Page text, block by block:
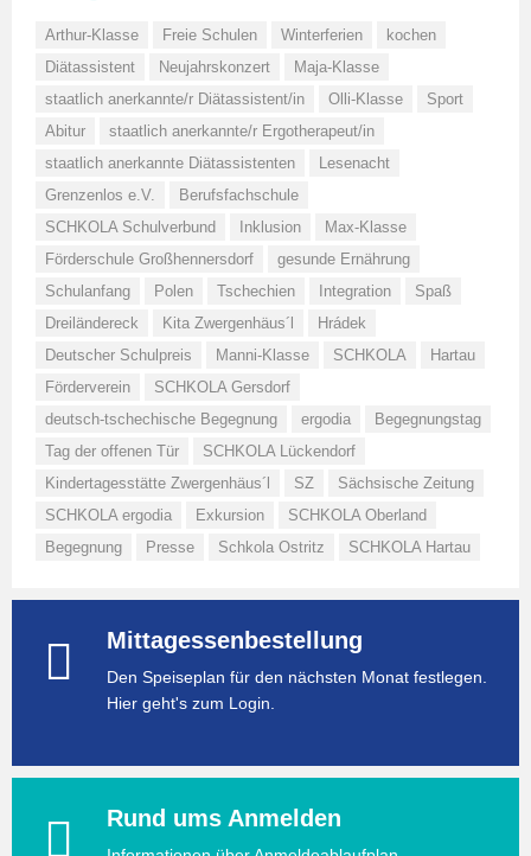
Arthur-Klasse Freie Schulen Winterferien
kochen
Diätassistent
Neujahrskonzert
Maja-Klasse
staatlich anerkannte/r Diätassistent/in
Olli-Klasse
Sport
Abitur
staatlich anerkannte/r Ergotherapeut/in
staatlich anerkannte Diätassistenten
Lesenacht
Grenzenlos e.V.
Berufsfachschule
SCHKOLA Schulverbund
Inklusion
Max-Klasse
Förderschule Großhennersdorf
gesunde Ernährung
Schulanfang
Polen Tschechien Integration
Spaß
Dreiländereck
Kita Zwergenhäus´l
Hrádek
Deutscher Schulpreis
Manni-Klasse SCHKOLA
Hartau
Förderverein
SCHKOLA Gersdorf
deutsch-tschechische Begegnung
ergodia
Begegnungstag
Tag der offenen Tür
SCHKOLA Lückendorf
Kindertagesstätte Zwergenhäus´l
SZ
Sächsische Zeitung
SCHKOLA ergodia
Exkursion
SCHKOLA Oberland
Begegnung
Presse Schkola Ostritz SCHKOLA Hartau
Mittagessenbestellung
Den Speiseplan für den nächsten Monat festlegen.
Hier geht's zum Login.
Rund ums Anmelden